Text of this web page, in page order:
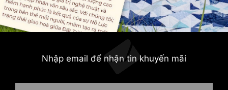
Nhập email để nhận tin khuyến mãi